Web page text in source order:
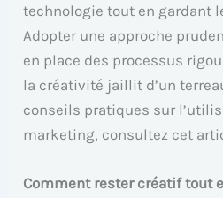
technologie tout en gardant
Adopter une approche
en place des processus
la créativité jaillit d’un
conseils pratiques sur
marketing, consultez cet
Comment rester créatif tout